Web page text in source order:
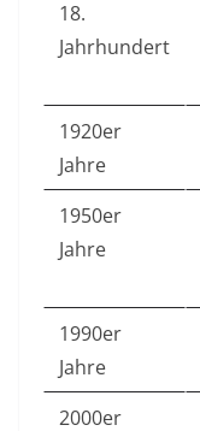
18.
Jahrhundert
1920er
Jahre
1950er
Jahre
1990er
Jahre
2000er